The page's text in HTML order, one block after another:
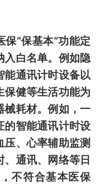
“保基本”功能定
入白名单。例如隐
能通讯计时设备以
保健等生活功能为
械耗材。例如，一
的智能通讯计时设
、心率辅助监测
通讯、网络等日
不符合基本医保